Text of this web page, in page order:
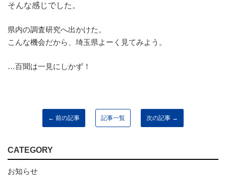
そんな感じでした。
県内の調査研究へ出かけた。
こんな機会だから、埼玉県よーく見てみよう。
…百聞は一見にしかず！
← 前の記事 記事一覧 次の記事 →
CATEGORY
お知らせ